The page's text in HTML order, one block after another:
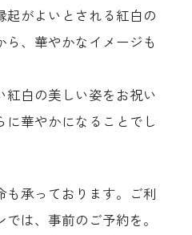
起がよいとされる紅白の
、華やかなイメージも
白の美しい姿をお祝い
に華やかになることでし
も承っております。ご利
は、事前のご予約を。